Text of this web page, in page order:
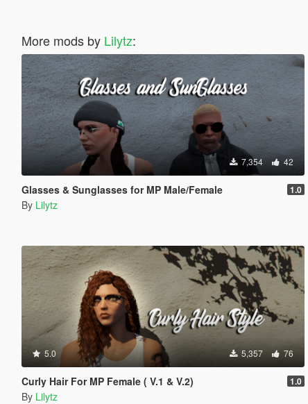
More mods by Lilytz:
7,354 42
Glasses & Sunglasses for MP Male/Female 1.0
By Lilytz
5.0 5,357 76
Curly Hair For MP Female ( V.1 & V.2) 1.0
By Lilytz